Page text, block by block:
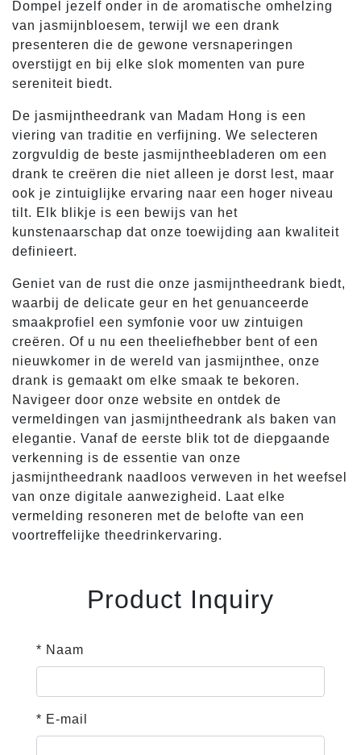
Dompel jezelf onder in de aromatische omhelzing
van jasmijnbloesem, terwijl we een drank
presenteren die de gewone versnaperingen
overstijgt en bij elke slok momenten van pure
sereniteit biedt.
De jasmijntheedrank van Madam Hong is een
viering van traditie en verfijning. We selecteren
zorgvuldig de beste jasmijntheebladeren om een
drank te creëren die niet alleen je dorst lest, maar
ook je zintuiglijke ervaring naar een hoger niveau
tilt. Elk blikje is een bewijs van het
kunstenaarschap dat onze toewijding aan kwaliteit
definieert.
Geniet van de rust die onze jasmijntheedrank biedt,
waarbij de delicate geur en het genuanceerde
smaakprofiel een symfonie voor uw zintuigen
creëren. Of u nu een theeliefhebber bent of een
nieuwkomer in de wereld van jasmijnthee, onze
drank is gemaakt om elke smaak te bekoren.
Navigeer door onze website en ontdek de
vermeldingen van jasmijntheedrank als baken van
elegantie. Vanaf de eerste blik tot de diepgaande
verkenning is de essentie van onze
jasmijntheedrank naadloos verweven in het weefsel
van onze digitale aanwezigheid. Laat elke
vermelding resoneren met de belofte van een
voortreffelijke theedrinkervaring.
Product Inquiry
* Naam
* E-mail